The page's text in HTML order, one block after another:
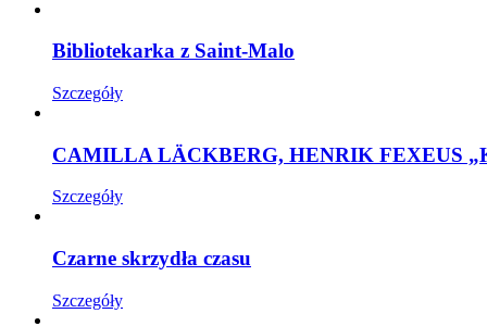
Bibliotekarka z Saint-Malo
Szczegóły
CAMILLA LÄCKBERG, HENRIK FEXEUS
Szczegóły
Czarne skrzydła czasu
Szczegóły